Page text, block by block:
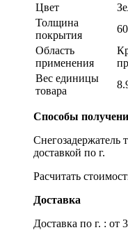
Цвет
Толщина
покрытия
Область
применения
Вес единицы
товара
Способы
Снегозадержатель
доставкой по г.
Расчитать
Доставка
Доставка по г. : от